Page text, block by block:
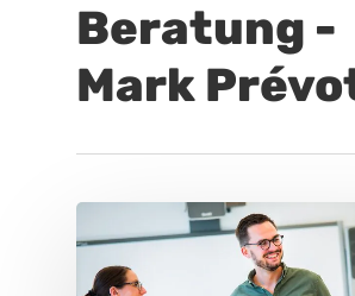
Beratung -
Mark